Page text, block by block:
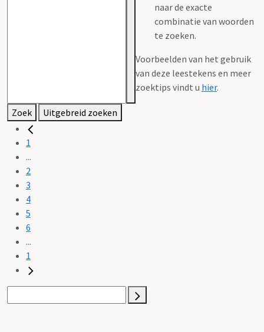
naar de exacte
combinatie van woorden
te zoeken.
Voorbeelden van het gebruik
van deze leestekens en meer
zoektips vindt u hier.
Zoek Uitgebreid zoeken
1
...
2
3
4
5
6
...
1